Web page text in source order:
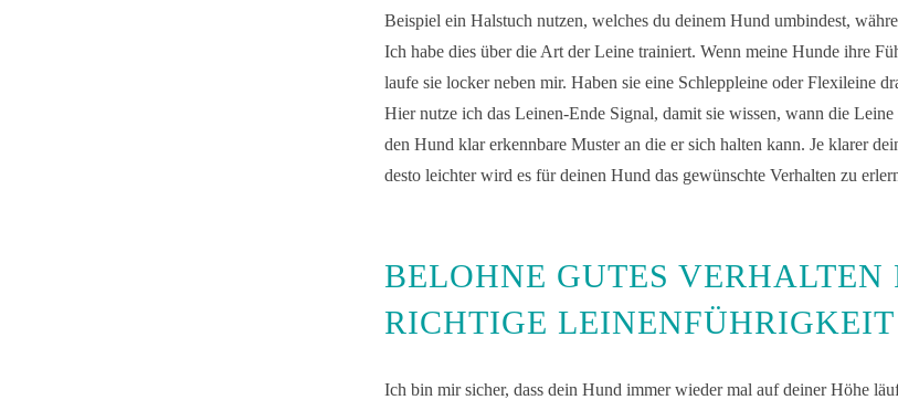
Beispiel ein Halstuch nutzen, welches du deinem Hund umbindest,
Ich habe dies über die Art der Leine trainiert. Wenn meine Hunde ihre
laufe sie locker neben mir. Haben sie eine Schleppleine oder Flexileine
Hier nutze ich das Leinen-Ende Signal, damit sie wissen, wann die
den Hund klar erkennbare Muster an die er sich halten kann. Je klarer
desto leichter wird es für deinen Hund das gewünschte Verhalten zu
BELOHNE GUTES VERHALTEN
RICHTIGE LEINENFÜHRIGKEIT
Ich bin mir sicher, dass dein Hund immer wieder mal auf deiner Höhe